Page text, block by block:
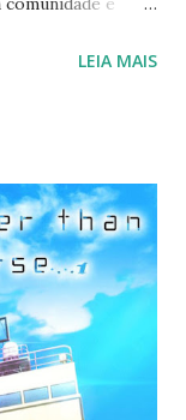
e que
agradecimento
jogadores em
2 e estamos
mais de dois
desde
nome da equipe
da
LEIA MAIS